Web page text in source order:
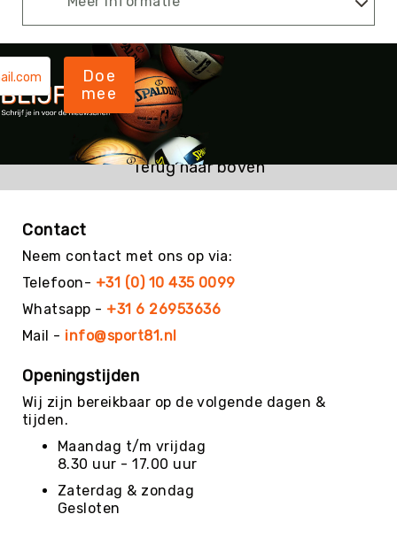
KanJam
Ball
&
Omnikin®
Klimmen
Korfbal
Knotshockey
Lacrosse
Oriëntatie
Padel
Pickleball
Pilates
Poull
Ball
Rugby
Scouting/Outdoor
Slacklinen
Doe
mee
Terug naar boven
Contact
Neem contact met ons op via:
Telefoon- +31 (0) 10 435 0099
Whatsapp - +31 6 26953636
Mail - info@sport81.nl
Openingstijden
Wij zijn bereikbaar op de volgende dagen &
tijden.
Maandag t/m vrijdag
8.30 uur - 17.00 uur
Zaterdag & zondag
Gesloten